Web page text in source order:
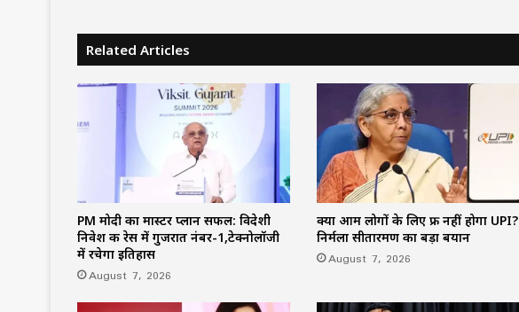
Related Articles
PM मोदी का मास्टर प्लान सफल: विदेशी
निवेश की रेस में गुजरात नंबर-1,टेक्नोलॉजी
में रचेगा इतिहास
August 7, 2026
क्या आम लोगों के लिए फ्री नहीं होगा UPI?
निर्मला सीतारमण का बड़ा बयान
August 7, 2026